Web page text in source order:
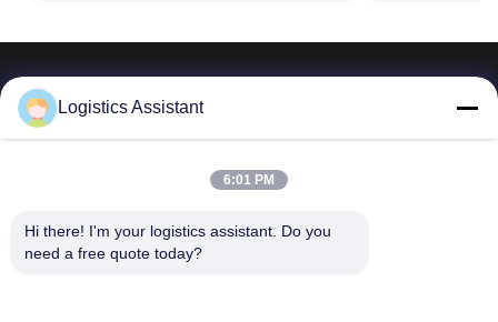
Выберите нас и вы никогда не забудете нас.
Быстрые
Свяжитесь с нами
Logistics Assistant
6:01 PM
Hi there! I'm your logistics assistant. Do you
need a free quote today?